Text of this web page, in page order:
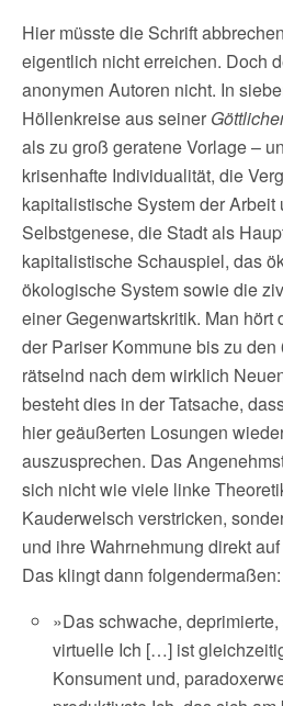
Hier müsste die Schrift
eigentlich nicht erreichen. Doch
anonymen Autoren nicht. In
Höllenkreise aus seiner
als zu groß geratene Vorlage –
krisenhafte Individualität, die
kapitalistische System der
Selbstgenese, die Stadt als
kapitalistische Schauspiel, das
ökologische System sowie die
einer Gegenwartskritik. Man hört
der Pariser Kommune bis zu den
rätselnd nach dem wirklich
besteht dies in der Tatsache,
hier geäußerten Losungen
auszusprechen. Das
sich nicht wie viele linke
Kauderwelsch verstricken,
und ihre Wahrnehmung direkt
Das klingt dann folgendermaßen:
»Das schwache,
virtuelle Ich […] ist
Konsument und,